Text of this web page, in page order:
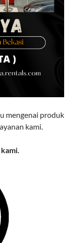
mengenai produk
kami.